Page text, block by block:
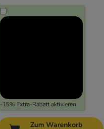
-15% Extra-Rabatt aktivieren
Zum Warenkorb